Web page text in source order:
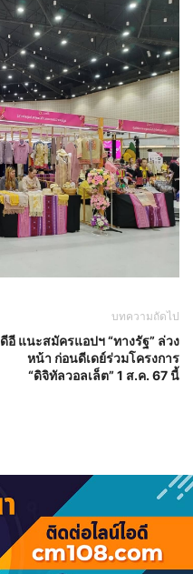
บทความถัดไป
ดีอี แนะสมัครแอปฯ “ทางรัฐ” ล่วง
หน้า ก่อนดีเดย์ร่วมโครงการ
“ดิจิทัลวอลเล็ต” 1 ส.ค. 67 นี้